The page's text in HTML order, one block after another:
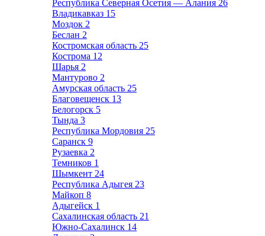
Республика Северная Осетия — Алания 26
Владикавказ 15
Моздок 2
Беслан 2
Костромская область 25
Кострома 12
Шарья 2
Мантурово 2
Амурская область 25
Благовещенск 13
Белогорск 5
Тында 3
Республика Мордовия 25
Саранск 9
Рузаевка 2
Темников 1
Шымкент 24
Республика Адыгея 23
Майкоп 8
Адыгейск 1
Сахалинская область 21
Южно-Сахалинск 14